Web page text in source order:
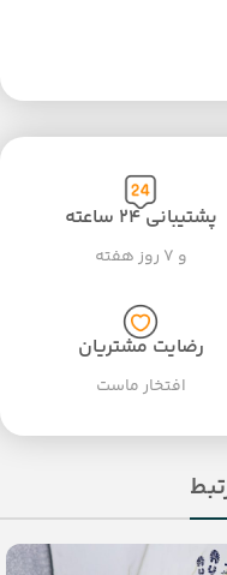
پشتیبانی ۲۴ ساعته
و ۷ روز هفته
رضایت مشتریان
افتخار ماست